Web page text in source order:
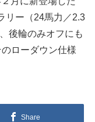
リー（24馬力／2.3
後輪のみオフにも
ローダウン仕様
Share